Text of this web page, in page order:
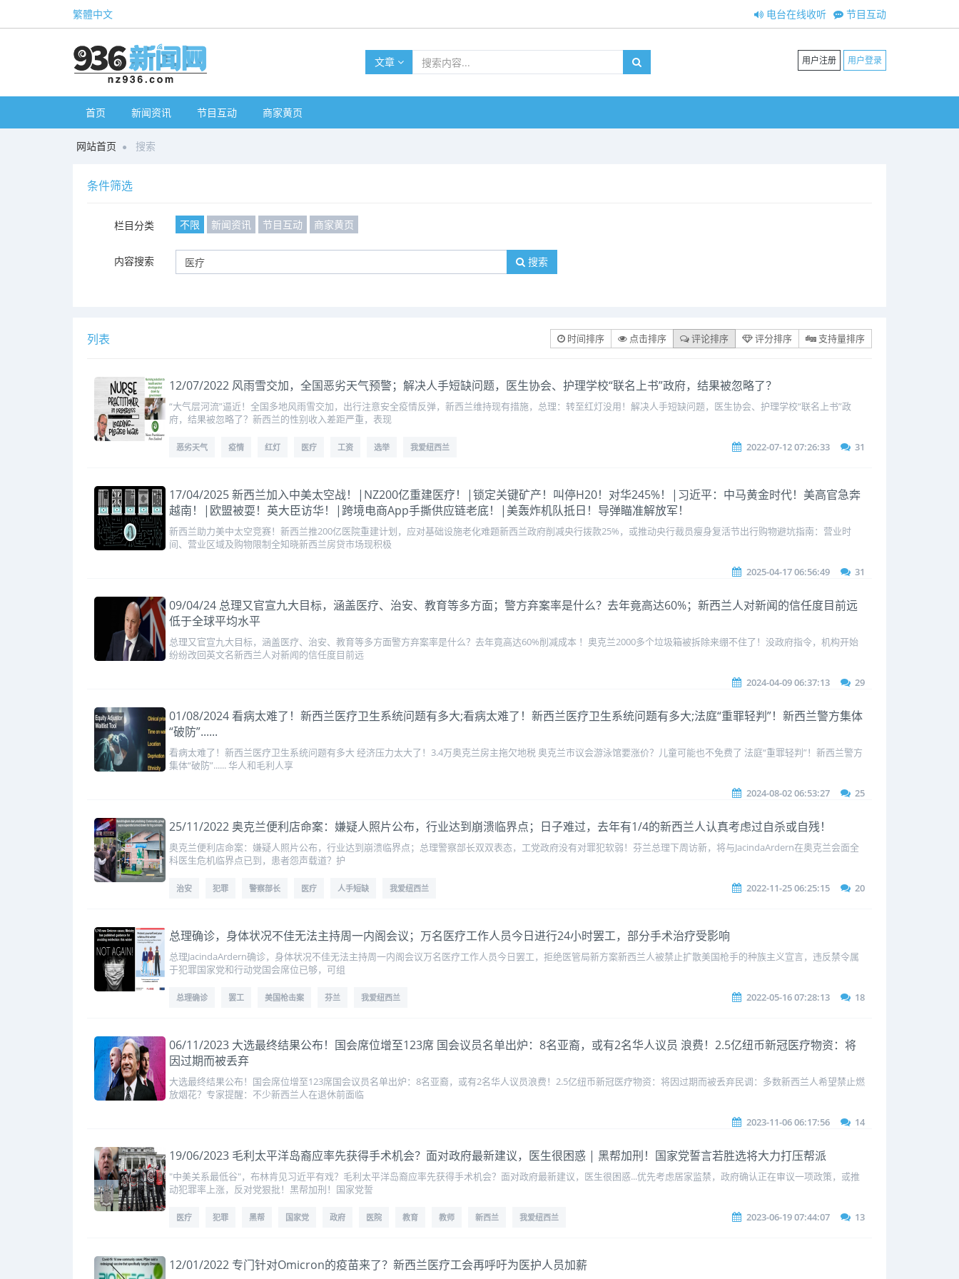
繁體中文 节目互动
电台在线收听
文章 用户注册 用户登录
首页 新闻资讯 节目互动 商家黄页
网站首页 搜索
条件筛选
栏目分类 不限 新闻资讯 节目互动 商家黄页
内容搜索 搜索
列表 时间排序 点击排序 评论排序 评分排序 支持量排序
12/07/2022 风雨雪交加，全国恶劣天气预警；解决人手短缺问题，医生协会、护理学校“联名上书”政府，结果被忽略了？
“大气层河流”逼近！全国多地风雨雪交加，出行注意安全疫情反弹，新西兰维持现有措施，总理：转至红灯没用！解决人手短缺问题，医生协会、护理学校“联名上书”政
府，结果被忽略了？新西兰的性别收入差距严重，表现
恶劣天气 疫情 红灯 医疗 工资 选举 我爱纽西兰 2022-07-12 07:26:33 31
17/04/2025 新西兰加入中美太空战！|NZ200亿重建医疗！|锁定关键矿产！叫停H20！对华245%！|习近平：中马黄金时代！美高官急奔
越南！|欧盟被耍！英大臣访华！|跨境电商App手撕供应链老底！|美轰炸机队抵日！导弹瞄准解放军！
新西兰助力美中太空竞赛！新西兰推200亿医院重建计划，应对基础设施老化难题新西兰政府削减央行拨款25%，或推动央行裁员瘦身复活节出行购物避坑指南：营业时
间、营业区域及购物限制全知晓新西兰房贷市场现积极
2025-04-17 06:56:49 31
09/04/24 总理又官宣九大目标，涵盖医疗、治安、教育等多方面；警方弃案率是什么？去年竟高达60%；新西兰人对新闻的信任度目前远
低于全球平均水平
总理又官宣九大目标，涵盖医疗、治安、教育等多方面警方弃案率是什么？去年竟高达60%削减成本 ！奥克兰2000多个垃圾箱被拆除来绷不住了！没政府指令，机构开始
纷纷改回英文名新西兰人对新闻的信任度目前远
2024-04-09 06:37:13 29
01/08/2024 看病太难了！新西兰医疗卫生系统问题有多大;看病太难了！新西兰医疗卫生系统问题有多大;法庭“重罪轻判”！新西兰警方集体
“破防”......
看病太难了！新西兰医疗卫生系统问题有多大 经济压力太大了！3.4万奥克兰房主拖欠地税 奥克兰市议会游泳馆要涨价？儿童可能也不免费了 法庭“重罪轻判”！新西兰警方
集体“破防”...... 华人和毛利人享
2024-08-02 06:53:27 25
25/11/2022 奥克兰便利店命案：嫌疑人照片公布，行业达到崩溃临界点；日子难过，去年有1/4的新西兰人认真考虑过自杀或自残！
奥克兰便利店命案：嫌疑人照片公布，行业达到崩溃临界点；总理警察部长双双表态，工党政府没有对罪犯软弱！芬兰总理下周访新，将与JacindaArdern在奥克兰会面全
科医生危机临界点已到，患者怨声载道？护
治安 犯罪 警察部长 医疗 人手短缺 我爱纽西兰 2022-11-25 06:25:15 20
总理确诊，身体状况不佳无法主持周一内阁会议；万名医疗工作人员今日进行24小时罢工，部分手术治疗受影响
总理JacindaArdern确诊，身体状况不佳无法主持周一内阁会议万名医疗工作人员今日罢工，拒绝医管局新方案新西兰人被禁止扩散美国枪手的种族主义宣言，违反禁令属
于犯罪国家党和行动党国会席位已够，可组
总理确诊 罢工 美国枪击案 芬兰 我爱纽西兰 2022-05-16 07:28:13 18
06/11/2023 大选最终结果公布！国会席位增至123席 国会议员名单出炉：8名亚裔，或有2名华人议员 浪费！2.5亿纽币新冠医疗物资：将
因过期而被丢弃
大选最终结果公布！国会席位增至123席国会议员名单出炉：8名亚裔，或有2名华人议员浪费！2.5亿纽币新冠医疗物资：将因过期而被丢弃民调：多数新西兰人希望禁止燃
放烟花？专家提醒：不少新西兰人在退休前面临
2023-11-06 06:17:56 14
19/06/2023 毛利太平洋岛裔应率先获得手术机会？面对政府最新建议，医生很困惑 | 黑帮加刑！国家党誓言若胜选将大力打压帮派
"中美关系最低谷"，布林肯见习近平有戏？毛利太平洋岛裔应率先获得手术机会？面对政府最新建议，医生很困惑...优先考虑居家监禁，政府确认正在审议一项政策，或推
动犯罪率上涨，反对党狠批！黑帮加刑！国家党誓
医疗 犯罪 黑帮 国家党 政府 医院 教育 教师 新西兰 我爱纽西兰 2023-06-19 07:44:07 13
12/01/2022 专门针对Omicron的疫苗来了？新西兰医疗工会再呼吁为医护人员加薪